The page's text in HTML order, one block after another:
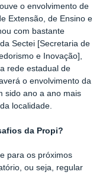
o envolvimento de
Extensão, de Ensino e
com bastante
Sectei [Secretaria de
e Inovação],
rede estadual de
o envolvimento da
sido ano a ano mais
localidade.
da Propi?
para os próximos
ou seja, regular